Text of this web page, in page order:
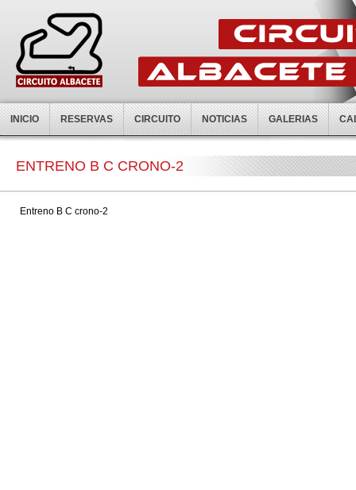
INICIO RESERVAS CIRCUITO NOTICIAS GALERIAS
ENTRENO B C CRONO-2
Entreno B C crono-2